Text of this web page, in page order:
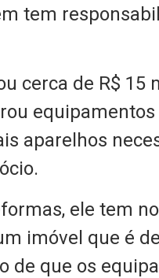
tem
cerca de R$ 15
equipamentos
aparelhos
ele tem
imóvel que é
de que os